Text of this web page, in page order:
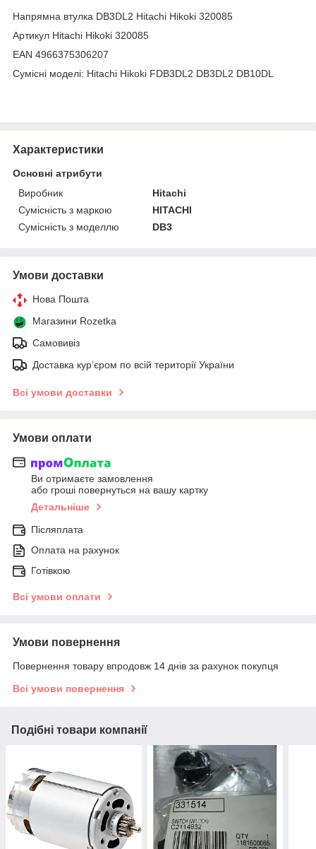
Напрямна втулка DB3DL2 Hitachi Hikoki 320085
Артикул Hitachi Hikoki 320085
EAN 4966375306207
Сумісні моделі: Hitachi Hikoki FDB3DL2 DB3DL2 DB10DL
Характеристики
Основні атрибути
Виробник
Hitachi
Сумісність з маркою
HITACHI
Сумісність з моделлю
DB3
Умови доставки
Нова Пошта
Магазини Rozetka
Самовивіз
Доставка кур’єром по всій території України
Всі умови доставки
Умови оплати
Ви отримаєте замовлення
або гроші повернуться на вашу картку
Детальніше
Післяплата
Оплата на рахунок
Готівкою
Всі умови оплати
Умови повернення
Повернення товару впродовж 14 днів за рахунок покупця
Всі умови повернення
Подібні товари компанії